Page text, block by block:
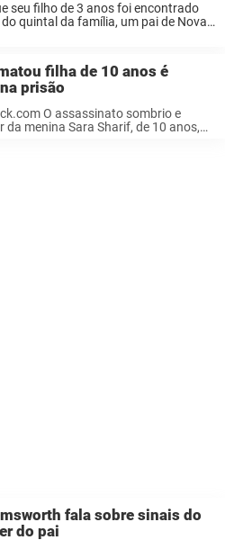
seu filho de 3 anos foi encontrado
quintal da família, um pai de Nova
filha de 10 anos é
prisão
O assassinato sombrio e
da menina Sara Sharif, de 10 anos,
fala sobre sinais do
do pai